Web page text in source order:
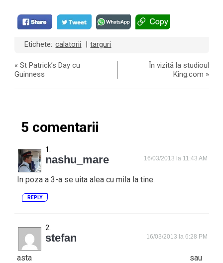
Etichete: calatorii targuri
«St Patrick’s Day cu
Guinness
În vizită la studioul
King.com »
5 comentarii
nashu_mare 16/03/2013 la 11:43 AM
In poza a 3-a se uita alea cu mila la tine.
REPLY
stefan 16/03/2013 la 6:28 PM
asta sau